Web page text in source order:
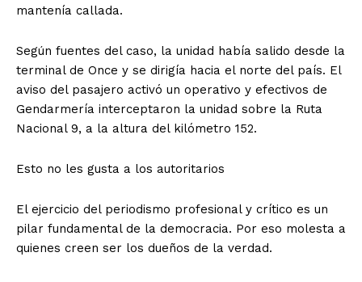
mantenía callada.
Según fuentes del caso, la unidad había salido desde la
terminal de Once y se dirigía hacia el norte del país. El
aviso del pasajero activó un operativo y efectivos de
Gendarmería interceptaron la unidad sobre la Ruta
Nacional 9, a la altura del kilómetro 152.
Esto no les gusta a los autoritarios
El ejercicio del periodismo profesional y crítico es un
pilar fundamental de la democracia. Por eso molesta a
quienes creen ser los dueños de la verdad.